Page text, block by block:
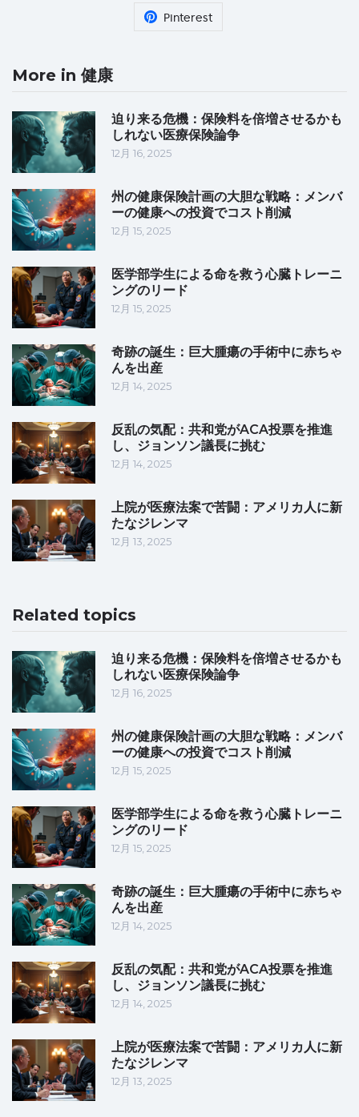
Pinterest
More in 健康
迫り来る危機：保険料を倍増させるかも
しれない医療保険論争
12月 16, 2025
州の健康保険計画の大胆な戦略：メンバ
ーの健康への投資でコスト削減
12月 15, 2025
医学部学生による命を救う心臓トレーニ
ングのリード
12月 15, 2025
奇跡の誕生：巨大腫瘍の手術中に赤ちゃ
んを出産
12月 14, 2025
反乱の気配：共和党がACA投票を推進
し、ジョンソン議長に挑む
12月 14, 2025
上院が医療法案で苦闘：アメリカ人に新
たなジレンマ
12月 13, 2025
Related topics
迫り来る危機：保険料を倍増させるかも
しれない医療保険論争
12月 16, 2025
州の健康保険計画の大胆な戦略：メンバ
ーの健康への投資でコスト削減
12月 15, 2025
医学部学生による命を救う心臓トレーニ
ングのリード
12月 15, 2025
奇跡の誕生：巨大腫瘍の手術中に赤ちゃ
んを出産
12月 14, 2025
反乱の気配：共和党がACA投票を推進
し、ジョンソン議長に挑む
12月 14, 2025
上院が医療法案で苦闘：アメリカ人に新
たなジレンマ
12月 13, 2025